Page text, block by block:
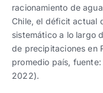
racionamiento de
Chile, el déficit actual
sistemático a lo largo
de precipitaciones en
promedio país,
2022).